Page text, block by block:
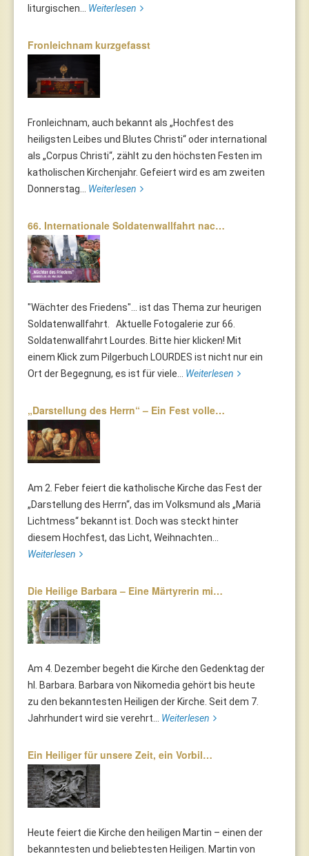
liturgischen... Weiterlesen
Fronleichnam kurzgefasst
Fronleichnam, auch bekannt als „Hochfest des
heiligsten Leibes und Blutes Christi“ oder international
als „Corpus Christi“, zählt zu den höchsten Festen im
katholischen Kirchenjahr. Gefeiert wird es am zweiten
Donnerstag... Weiterlesen
66. Internationale Soldatenwallfahrt nac…
"Wächter des Friedens"... ist das Thema zur heurigen
Soldatenwallfahrt. Aktuelle Fotogalerie zur 66.
Soldatenwallfahrt Lourdes. Bitte hier klicken! Mit
einem Klick zum Pilgerbuch LOURDES ist nicht nur ein
Ort der Begegnung, es ist für viele... Weiterlesen
„Darstellung des Herrn“ – Ein Fest volle…
Am 2. Feber feiert die katholische Kirche das Fest der
„Darstellung des Herrn“, das im Volksmund als „Mariä
Lichtmess“ bekannt ist. Doch was steckt hinter
diesem Hochfest, das Licht, Weihnachten...
Weiterlesen
Die Heilige Barbara – Eine Märtyrerin mi…
Am 4. Dezember begeht die Kirche den Gedenktag der
hl. Barbara. Barbara von Nikomedia gehört bis heute
zu den bekanntesten Heiligen der Kirche. Seit dem 7.
Jahrhundert wird sie verehrt... Weiterlesen
Ein Heiliger für unsere Zeit, ein Vorbil…
Heute feiert die Kirche den heiligen Martin – einen der
bekanntesten und beliebtesten Heiligen. Martin von